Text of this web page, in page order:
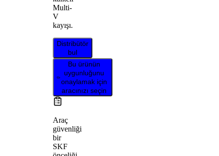
Multi-
V
kayışı.
Distribütör
bul
Bu ürünün
uygunluğunu
onaylamak için
aracınızı seçin
Araç
güvenliği
bir
SKF